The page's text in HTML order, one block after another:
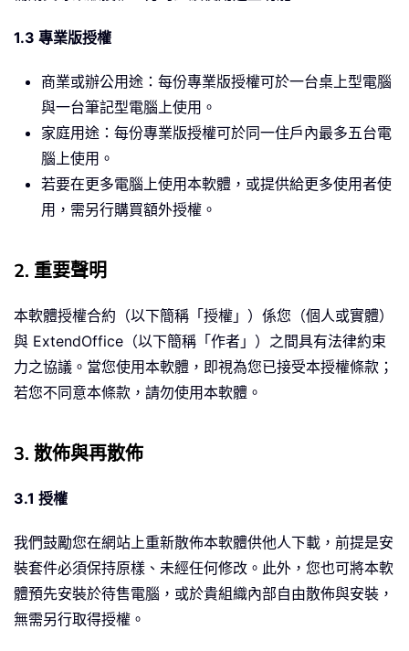
1.3 專業版授權
商業或辦公用途：每份專業版授權可於一台桌上型電腦
與一台筆記型電腦上使用。
家庭用途：每份專業版授權可於同一住戶內最多五台電
腦上使用。
若要在更多電腦上使用本軟體，或提供給更多使用者使
用，需另行購買額外授權。
2. 重要聲明
本軟體授權合約（以下簡稱「授權」）係您（個人或實體）
與 ExtendOffice（以下簡稱「作者」）之間具有法律約束
力之協議。當您使用本軟體，即視為您已接受本授權條款；
若您不同意本條款，請勿使用本軟體。
3. 散佈與再散佈
3.1 授權
我們鼓勵您在網站上重新散佈本軟體供他人下載，前提是安
裝套件必須保持原樣、未經任何修改。此外，您也可將本軟
體預先安裝於待售電腦，或於貴組織內部自由散佈與安裝，
無需另行取得授權。